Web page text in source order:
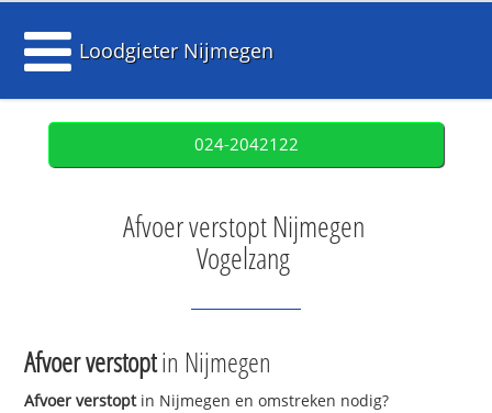
Loodgieter Nijmegen
024-2042122
Afvoer verstopt Nijmegen
Vogelzang
Afvoer verstoptin Nijmegen
Afvoer verstoptin Nijmegen en omstreken nodig?